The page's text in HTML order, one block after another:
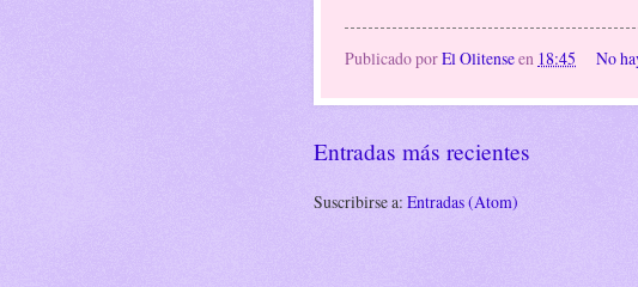
Publicado porEl Olitenseen 18:45 No
Entradas más recientes
Suscribirse a: Entradas (Atom)